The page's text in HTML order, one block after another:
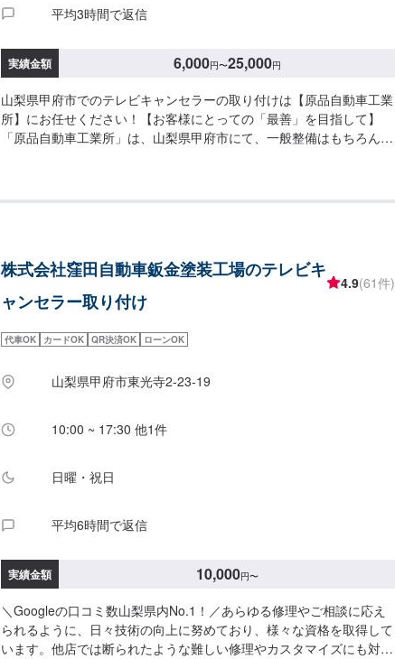
平均3時間で返信
実績金額 6,000円〜25,000円
山梨県甲府市でのテレビキャンセラーの取り付けは【原品自動車工業
所】にお任せください！【お客様にとっての「最善」を目指して】
「原品自動車工業所」は、山梨県甲府市にて、一般整備はもちろん、
写】で自分らしい車へ◆福祉住環境コーディネーターの資格も持ち合
わせたエンジニアーーーーーーーーー【1】オファーにてお問い合わ
せ【2】お見積り【3】お見積りにご納得いただければ作業開始【4】
パーツの詳細・お写真など、オファーにて詳細をご入力ください。型
案内可能です。《代車について》●代車の無料貸し出し有り福祉車両
さい。《注意》※写真は見本です。※車種やグレードなどにより、金
額・納車時期が変わります。予めご了承ください。【定休日・営業時
株式会社窪田自動車鈑金塗装工場のテレビキ
ャンセラー取り付け
4.9(61件)
代車OK カードOK QR決済OK ローンOK
山梨県甲府市東光寺2-23-19
10:00 ~ 17:30 他1件
日曜・祝日
平均6時間で返信
実績金額 10,000円〜
＼Googleの口コミ数山梨県内No.1！／あらゆる修理やご相談に応え
られるように、日々技術の向上に努めており、様々な資格を取得して
います。他店では断られたような難しい修理やカスタマイズにも対応